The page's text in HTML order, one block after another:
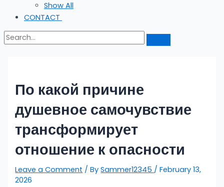
Show All
CONTACT
По какой причине
душевное самочувствие
трансформирует
отношение к опасности
Leave a Comment / BySammer12345 /February 13,
2026